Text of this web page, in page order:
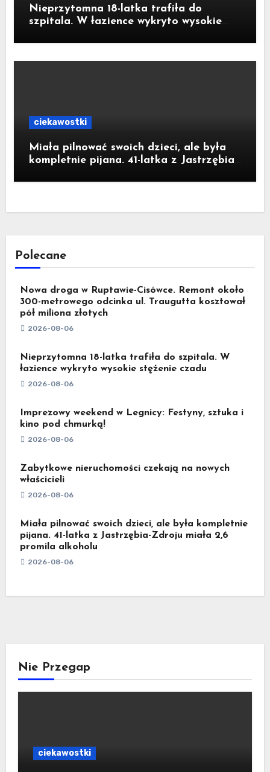
Nieprzytomna 18-latka trafiła do
szpitala. W łazience wykryto wysokie
ciekawostki
Miała pilnować swoich dzieci, ale była
kompletnie pijana. 41-latka z Jastrzębia-
Polecane
Nowa droga w Ruptawie-Cisówce. Remont około
300-metrowego odcinka ul. Traugutta kosztował
pół miliona złotych
2026-08-06
Nieprzytomna 18-latka trafiła do szpitala. W
łazience wykryto wysokie stężenie czadu
2026-08-06
Imprezowy weekend w Legnicy: Festyny, sztuka i
kino pod chmurką!
2026-08-06
Zabytkowe nieruchomości czekają na nowych
właścicieli
2026-08-06
Miała pilnować swoich dzieci, ale była kompletnie
pijana. 41-latka z Jastrzębia-Zdroju miała 2,6
promila alkoholu
2026-08-06
Nie Przegap
ciekawostki